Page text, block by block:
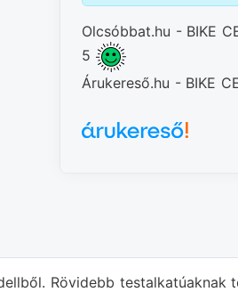
Olcsóbbat.hu - BIKE
5
Árukereső.hu - BIKE
Rövidebb testalkatúaknak